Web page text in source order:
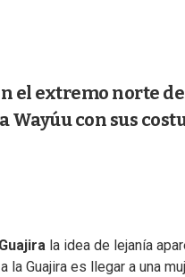
el extremo norte
con sus
la idea de lejanía
la Guajira es llegar a una